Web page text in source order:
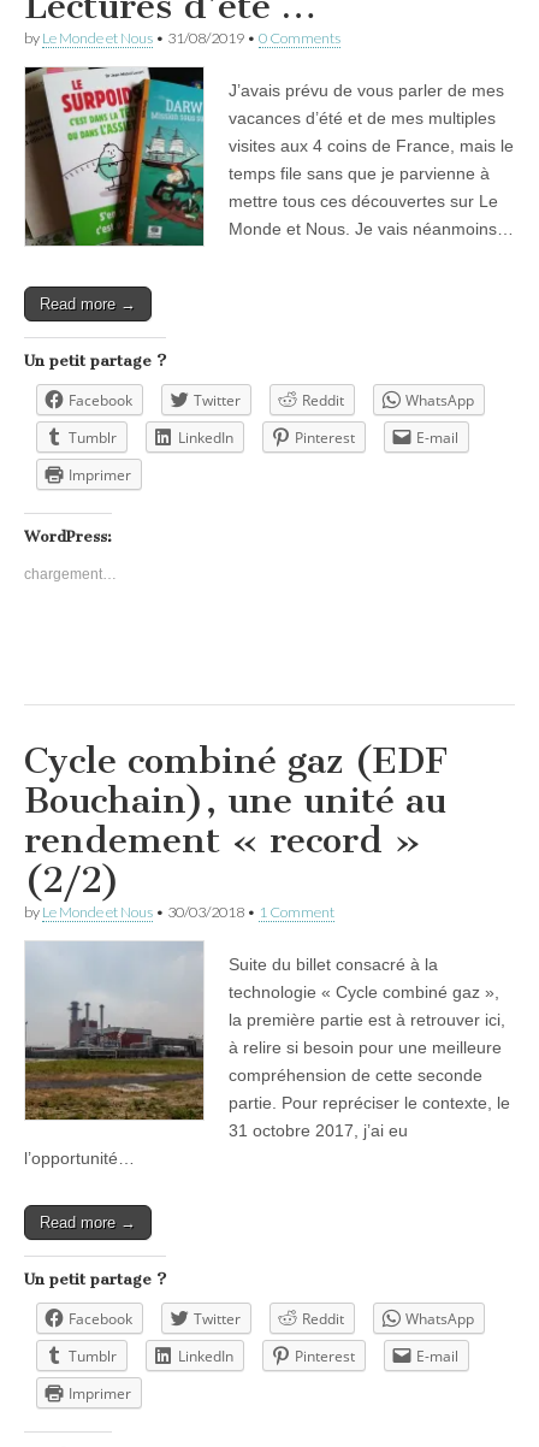
by Le Monde et Nous • 31/08/2019 • 0 Comments
J’avais prévu de vous parler de mes
vacances d’été et de mes multiples
visites aux 4 coins de France, mais le
temps file sans que je parvienne à
mettre tous ces découvertes sur Le
Monde et Nous. Je vais néanmoins…
Read more →
Un petit partage ?
Facebook Twitter Reddit
WhatsApp
Tumblr
LinkedIn Pinterest
E-mail
Imprimer
WordPress:
chargement…
Cycle combiné gaz (EDF
Bouchain), une unité au
rendement « record »
(2/2)
by Le Monde et Nous • 30/03/2018 • 1 Comment
Suite du billet consacré à la
technologie « Cycle combiné gaz »,
la première partie est à retrouver ici,
à relire si besoin pour une meilleure
compréhension de cette seconde
partie. Pour repréciser le contexte, le
31 octobre 2017, j’ai eu
l’opportunité…
Read more →
Un petit partage ?
Facebook Twitter Reddit
WhatsApp
Tumblr
LinkedIn Pinterest
E-mail
Imprimer